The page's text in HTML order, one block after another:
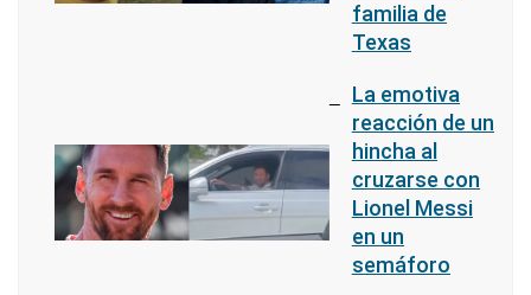
familia de
Texas
La emotiva
reacción de un
hincha al
cruzarse con
Lionel Messi
en un
semáforo